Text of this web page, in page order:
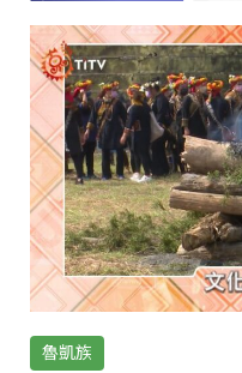
魯凱族